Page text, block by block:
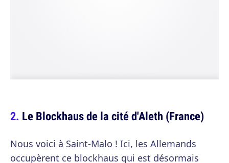
Le Blockhaus de la cité d'Aleth (France)
Nous voici à Saint-Malo ! Ici, les Allemands
occupèrent ce blockhaus qui est désormais